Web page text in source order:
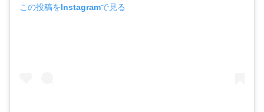
この投稿をInstagramで見る